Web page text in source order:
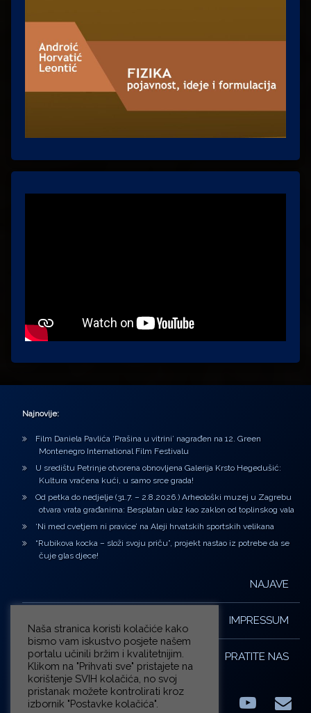
Najnovije:
Film Daniela Pavlića ‘Prašina u vitrini’ nagrađen na 12. Green
Montenegro International Film Festivalu
U središtu Petrinje otvorena obnovljena Galerija Krsto Hegedušić:
Kultura vraćena kući, u samo srce grada!
Od petka do nedjelje (31.7. – 2.8.2026.) Arheološki muzej u Zagrebu
otvara vrata građanima: Besplatan ulaz kao zaklon od toplinskog vala
‘Ni med cvetjem ni pravice’ na Aleji hrvatskih sportskih velikana
“Rubikova kocka – složi svoju priču”, projekt nastao iz potrebe da se
čuje glas djece!
NAJAVE
IMPRESSUM
PRATITE NAS
FacebookLinkedIn E-
Naša stranica koristi kolačiće kako
bismo vam iskustvo posjete našem
portalu učinili bržim i kvalitetnijim.
Klikom na "Prihvati sve" pristajete na
korištenje SVIH kolačića, no svoj
pristanak možete kontrolirati kroz
izbornik "Postavke kolačića".